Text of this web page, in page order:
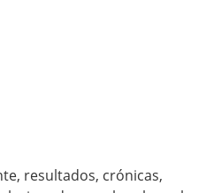
resultados, crónicas,